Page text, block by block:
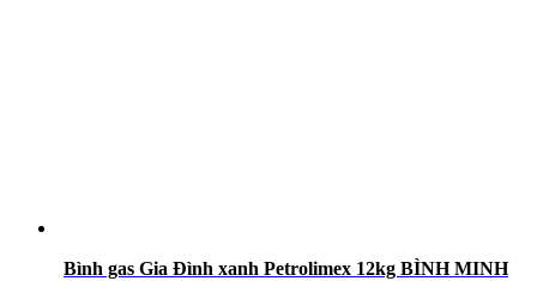
Bình gas Gia Đình xanh Petrolimex 12kg BÌNH MINH